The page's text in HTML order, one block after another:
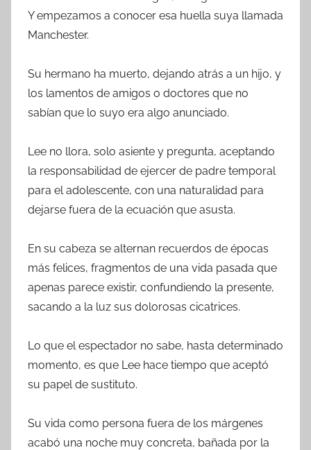
Y empezamos a conocer esa huella suya llamada
Manchester.
Su hermano ha muerto, dejando atrás a un hijo, y
los lamentos de amigos o doctores que no
sabían que lo suyo era algo anunciado.
Lee no llora, solo asiente y pregunta, aceptando
la responsabilidad de ejercer de padre temporal
para el adolescente, con una naturalidad para
dejarse fuera de la ecuación que asusta.
En su cabeza se alternan recuerdos de épocas
más felices, fragmentos de una vida pasada que
apenas parece existir, confundiendo la presente,
sacando a la luz sus dolorosas cicatrices.
Lo que el espectador no sabe, hasta determinado
momento, es que Lee hace tiempo que aceptó
su papel de sustituto.
Su vida como persona fuera de los márgenes
acabó una noche muy concreta, bañada por la